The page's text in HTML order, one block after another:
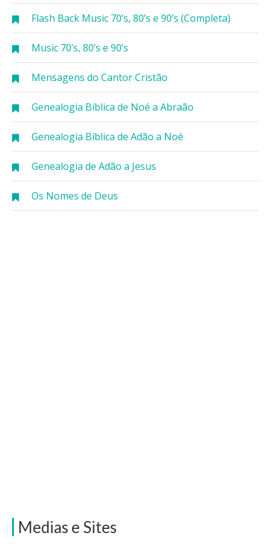
Flash Back Music 70’s, 80’s e 90’s (Completa)
Music 70’s, 80’s e 90’s
Mensagens do Cantor Cristão
Genealogia Bíblica de Noé a Abraão
Genealogia Bíblica de Adão a Noé
Genealogia de Adão a Jesus
Os Nomes de Deus
Medias e Sites